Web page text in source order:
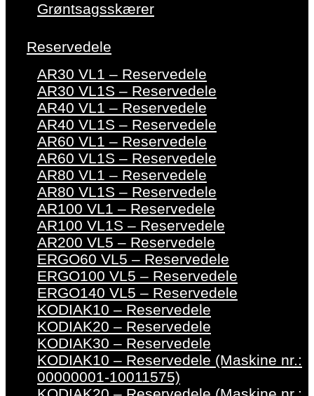
Grøntsagsskærer
Reservedele
AR30 VL1 – Reservedele
AR30 VL1S – Reservedele
AR40 VL1 – Reservedele
AR40 VL1S – Reservedele
AR60 VL1 – Reservedele
AR60 VL1S – Reservedele
AR80 VL1 – Reservedele
AR80 VL1S – Reservedele
AR100 VL1 – Reservedele
AR100 VL1S – Reservedele
AR200 VL5 – Reservedele
ERGO60 VL5 – Reservedele
ERGO100 VL5 – Reservedele
ERGO140 VL5 – Reservedele
KODIAK10 – Reservedele
KODIAK20 – Reservedele
KODIAK30 – Reservedele
KODIAK10 – Reservedele (Maskine nr.:
00000001-10011575)